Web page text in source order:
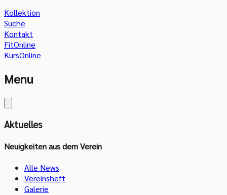
Kollektion
Suche
Kontakt
FitOnline
KursOnline
Menu
Aktuelles
Neuigkeiten aus dem Verein
Alle News
Vereinsheft
Galerie